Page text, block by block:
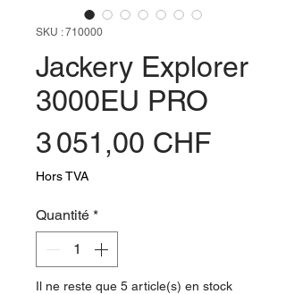
SKU : 710000
Jackery Explorer
3000EU PRO
3 051,00 CHF
Hors TVA
Quantité *
Il ne reste que 5 article(s) en stock